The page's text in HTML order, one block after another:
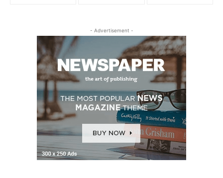
- Advertisement -